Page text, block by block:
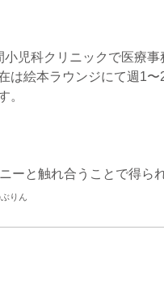
小児科クリニックで医療事
は絵本ラウンジにて週1〜
。
ーと触れ合うことで得ら
りん